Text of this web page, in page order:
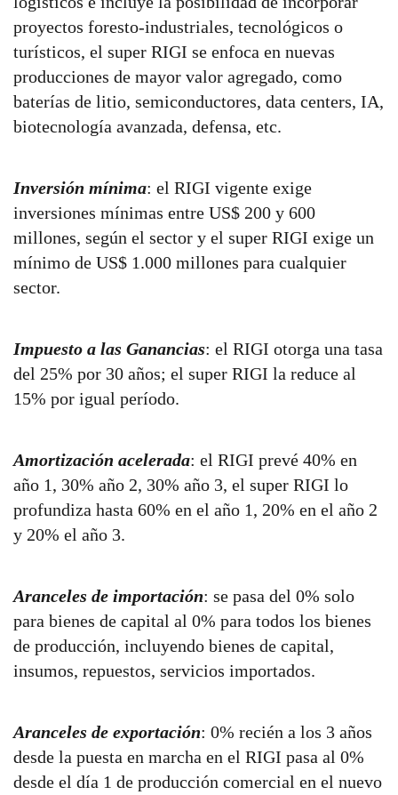
proyectos foresto-industriales, tecnológicos o
turísticos, el super RIGI se enfoca en nuevas
producciones de mayor valor agregado, como
baterías de litio, semiconductores, data centers, IA,
biotecnología avanzada, defensa, etc.
Inversión mínima: el RIGI vigente exige
inversiones mínimas entre US$ 200 y 600
millones, según el sector y el super RIGI exige un
mínimo de US$ 1.000 millones para cualquier
sector.
Impuesto a las Ganancias: el RIGI otorga una tasa
del 25% por 30 años; el super RIGI la reduce al
15% por igual período.
Amortización acelerada: el RIGI prevé 40% en
año 1, 30% año 2, 30% año 3, el super RIGI lo
profundiza hasta 60% en el año 1, 20% en el año 2
y 20% el año 3.
Aranceles de importación: se pasa del 0% solo
para bienes de capital al 0% para todos los bienes
de producción, incluyendo bienes de capital,
insumos, repuestos, servicios importados.
Aranceles de exportación: 0% recién a los 3 años
desde la puesta en marcha en el RIGI pasa al 0%
desde el día 1 de producción comercial en el nuevo